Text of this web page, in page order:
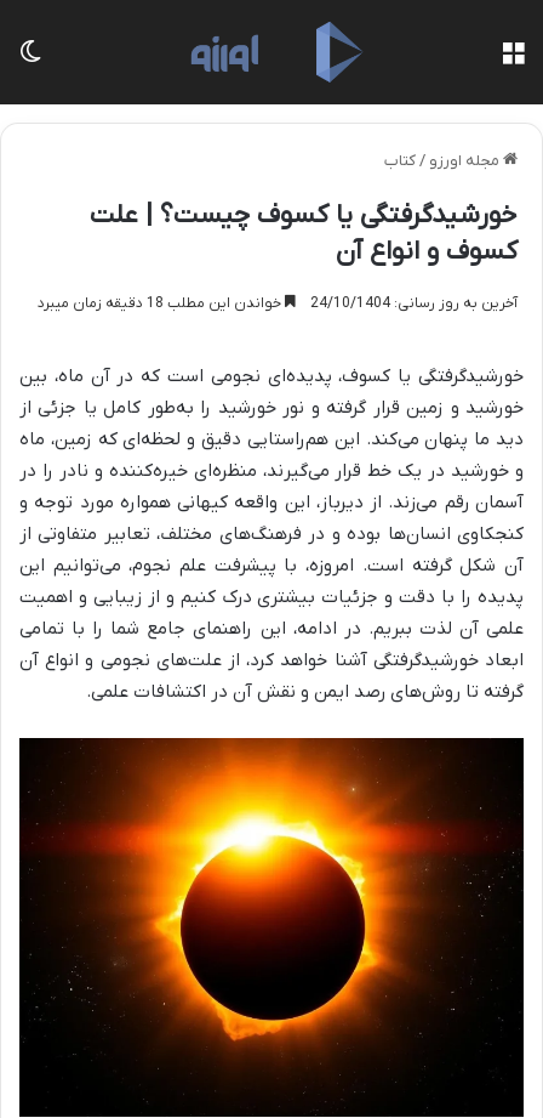
مجله اورزو /کتاب
خورشیدگرفتگی یا کسوف چیست؟ | علت
کسوف و انواع آن
آخرین به روز رسانی: 24/10/1404 خواندن این مطلب 18 دقیقه زمان میبرد
خورشیدگرفتگی یا کسوف، پدیده‌ای نجومی است که در آن ماه، بین
خورشید و زمین قرار گرفته و نور خورشید را به‌طور کامل یا جزئی از
دید ما پنهان می‌کند. این هم‌راستایی دقیق و لحظه‌ای که زمین، ماه
و خورشید در یک خط قرار می‌گیرند، منظره‌ای خیره‌کننده و نادر را در
آسمان رقم می‌زند. از دیرباز، این واقعه کیهانی همواره مورد توجه و
کنجکاوی انسان‌ها بوده و در فرهنگ‌های مختلف، تعابیر متفاوتی از
آن شکل گرفته است. امروزه، با پیشرفت علم نجوم، می‌توانیم این
پدیده را با دقت و جزئیات بیشتری درک کنیم و از زیبایی و اهمیت
علمی آن لذت ببریم. در ادامه، این راهنمای جامع شما را با تمامی
ابعاد خورشیدگرفتگی آشنا خواهد کرد، از علت‌های نجومی و انواع آن
گرفته تا روش‌های رصد ایمن و نقش آن در اکتشافات علمی.